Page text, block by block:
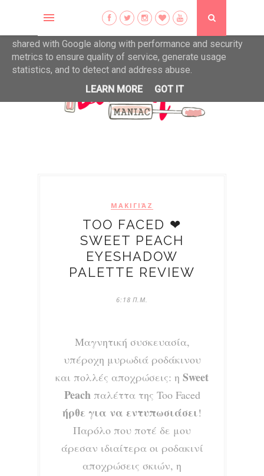
ΜΑΚΙΓΙΆΖ
TOO FACED ❤
SWEET PEACH
EYESHADOW
PALETTE REVIEW
6:18 Π.Μ.
Μαγνητική συσκευασία,
υπέροχη μυρωδιά ροδάκινου
και πολλές αποχρώσεις: η Sweet
Peach παλέττα της Too Faced
ήρθε για να εντυπωσιάσει!
Παρόλο που ποτέ δε μου
άρεσαν ιδιαίτερα οι ροδακινί
αποχρώσεις σκιών, η
This site uses cookies from Google to deliver its services
shared with Google along with performance and security
metrics to ensure quality of service, generate usage
statistics, and to detect and address abuse.
LEARN MORE
GOT IT